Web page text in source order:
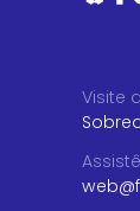
Visite